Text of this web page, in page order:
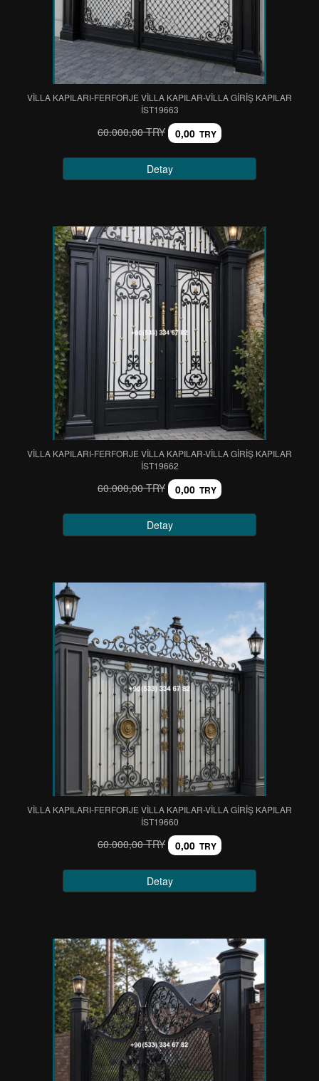
VİLLA KAPILARI-FERFORJE VİLLA KAPILAR-VİLLA GİRİŞ KAPILAR
IST19663
60.000,00 TRY 0,00 TRY
Detay
VİLLA KAPILARI-FERFORJE VİLLA KAPILAR-VİLLA GİRİŞ KAPILAR
IST19662
60.000,00 TRY 0,00 TRY
Detay
VİLLA KAPILARI-FERFORJE VİLLA KAPILAR-VİLLA GİRİŞ KAPILAR
IST19660
60.000,00 TRY 0,00 TRY
Detay